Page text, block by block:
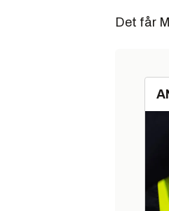
Det får